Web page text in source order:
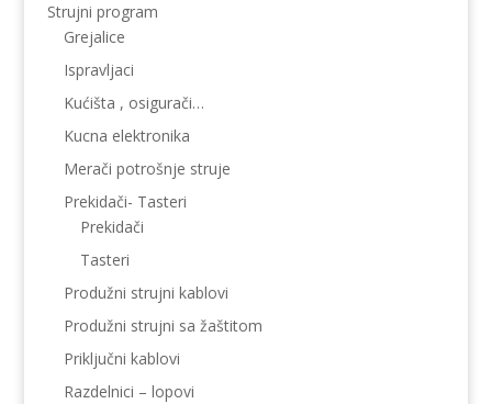
Strujni program
Grejalice
Ispravljaci
Kućišta , osigurači…
Kucna elektronika
Merači potrošnje struje
Prekidači- Tasteri
Prekidači
Tasteri
Produžni strujni kablovi
Produžni strujni sa žaštitom
Priključni kablovi
Razdelnici – lopovi